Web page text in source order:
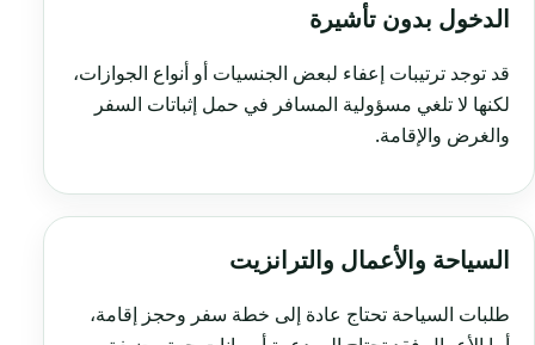
الدخول بدون تأشيرة
قد توجد ترتيبات إعفاء لبعض الجنسيات أو أنواع الجوازات،
لكنها لا تلغي مسؤولية المسافر في حمل إثباتات السفر
والغرض والإقامة.
السياحة والأعمال والترانزيت
طلبات السياحة تحتاج عادة إلى خطة سفر وحجز إقامة،